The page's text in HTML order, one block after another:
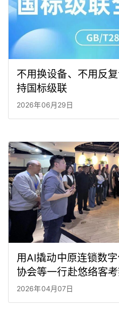
不用换设备、不用反
持国标级联
2026年06月29日
用AI撬动中原连锁数
协会等一行赴悠络客
2026年04月07日